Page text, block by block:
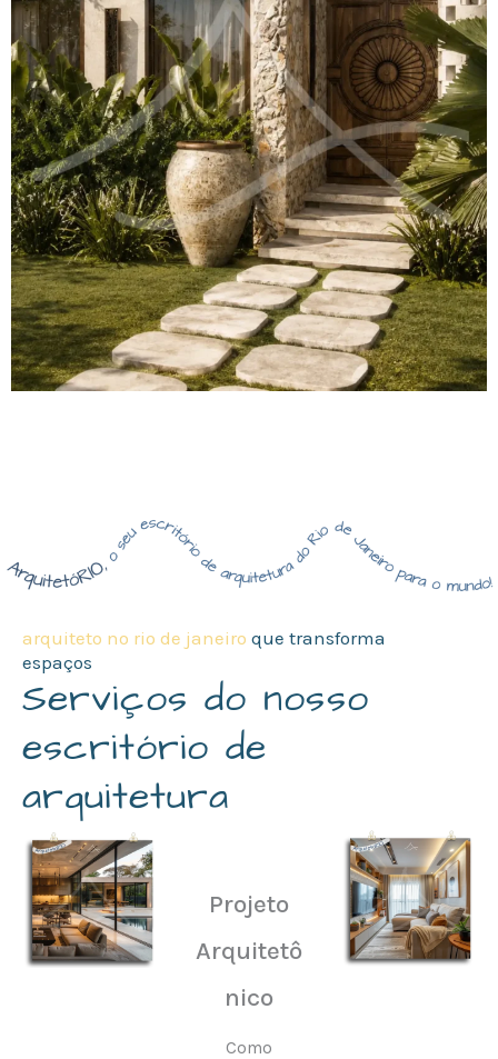
arquiteto no rio de janeiro que transforma
espaços
Serviços do nosso
escritório de
arquitetura
Projeto
Arquitetô
nico
Como